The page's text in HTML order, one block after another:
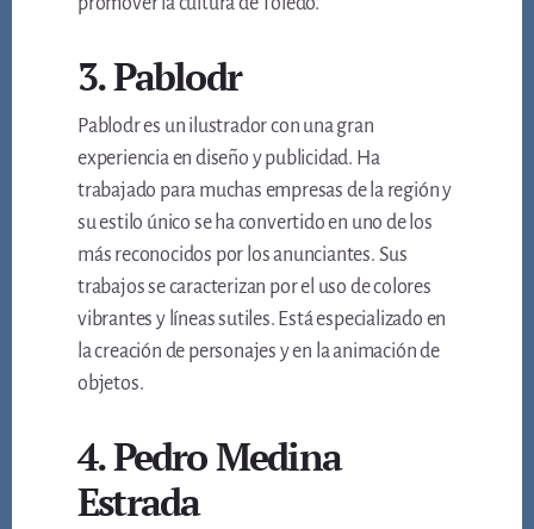
3. Pablodr
Pablodr es un ilustrador con una gran
experiencia en diseño y publicidad. Ha
trabajado para muchas empresas de la región y
su estilo único se ha convertido en uno de los
más reconocidos por los anunciantes. Sus
trabajos se caracterizan por el uso de colores
vibrantes y líneas sutiles. Está especializado en
la creación de personajes y en la animación de
objetos.
4. Pedro Medina
Estrada